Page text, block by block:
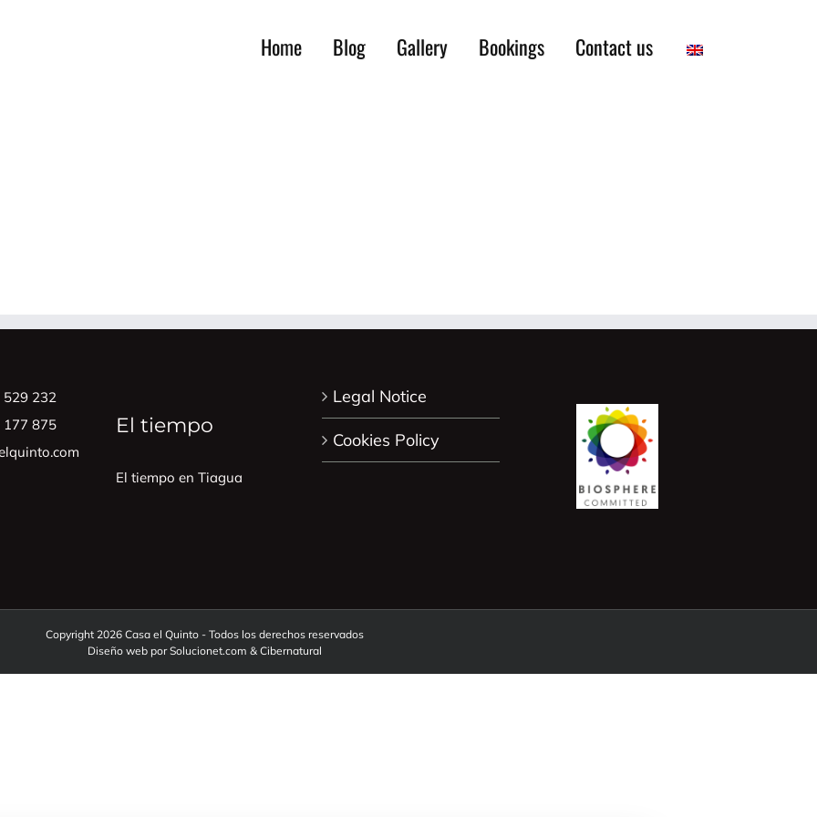
Home Blog Gallery Bookings Contact us
529 232
177 875
El tiempo
El tiempo en Tiagua
Legal Notice
Cookies Policy
Copyright 2026 Casa el Quinto - Todos los derechos reservados
Diseño web porSolucionet.com & Cibernatural